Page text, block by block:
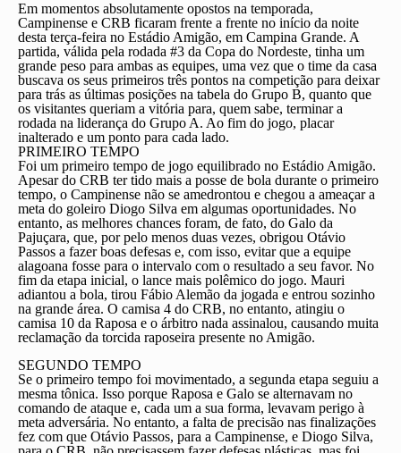
Em momentos absolutamente opostos na temporada,
Campinense e CRB ficaram frente a frente no início da noite
desta terça-feira no Estádio Amigão, em Campina Grande. A
partida, válida pela rodada #3 da Copa do Nordeste, tinha um
grande peso para ambas as equipes, uma vez que o time da casa
buscava os seus primeiros três pontos na competição para deixar
para trás as últimas posições na tabela do Grupo B, quanto que
os visitantes queriam a vitória para, quem sabe, terminar a
rodada na liderança do Grupo A. Ao fim do jogo, placar
inalterado e um ponto para cada lado.
PRIMEIRO TEMPO
Foi um primeiro tempo de jogo equilibrado no Estádio Amigão.
Apesar do CRB ter tido mais a posse de bola durante o primeiro
tempo, o Campinense não se amedrontou e chegou a ameaçar a
meta do goleiro Diogo Silva em algumas oportunidades. No
entanto, as melhores chances foram, de fato, do Galo da
Pajuçara, que, por pelo menos duas vezes, obrigou Otávio
Passos a fazer boas defesas e, com isso, evitar que a equipe
alagoana fosse para o intervalo com o resultado a seu favor. No
fim da etapa inicial, o lance mais polêmico do jogo. Mauri
adiantou a bola, tirou Fábio Alemão da jogada e entrou sozinho
na grande área. O camisa 4 do CRB, no entanto, atingiu o
camisa 10 da Raposa e o árbitro nada assinalou, causando muita
reclamação da torcida raposeira presente no Amigão.
SEGUNDO TEMPO
Se o primeiro tempo foi movimentado, a segunda etapa seguiu a
mesma tônica. Isso porque Raposa e Galo se alternavam no
comando de ataque e, cada um a sua forma, levavam perigo à
meta adversária. No entanto, a falta de precisão nas finalizações
fez com que Otávio Passos, para a Campinense, e Diogo Silva,